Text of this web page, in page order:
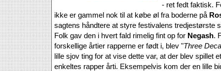
- ret fedt faktisk.
ikke er gammel nok til at købe øl fra boderne på
sagtens håndtere at styre festivalens tredjestørste
Folk gav den i hvert fald rimelig fint op for Negash.
forskellige årtier rapperne er født i, blev "Three
lille sjov ting for at vise dette var, at der blev spillet
enkeltes rapper årti. Eksempelvis kom der en lille